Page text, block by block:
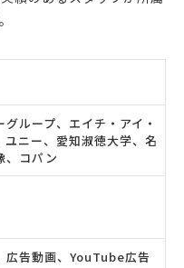
ループ、エイチ・アイ・
ユニー、愛知淑徳大学、名
、コパン
広告動画、YouTube広告